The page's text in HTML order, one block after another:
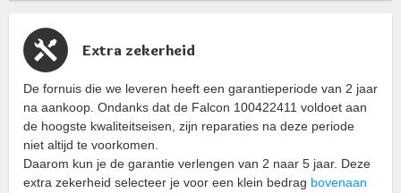
Extra zekerheid
De fornuis die we leveren heeft een garantieperiode van 2 jaar
na aankoop. Ondanks dat de Falcon 100422411 voldoet aan
de hoogste kwaliteitseisen, zijn reparaties na deze periode
niet altijd te voorkomen.
Daarom kun je de garantie verlengen van 2 naar 5 jaar. Deze
extra zekerheid selecteer je voor een klein bedrag bovenaan